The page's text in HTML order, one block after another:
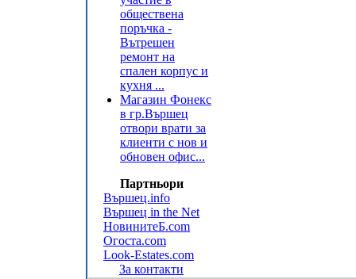
обществена
поръчка -
Вътрешен
ремонт на
спален корпус и
кухня ...
Магазин Фонекс
в гр.Вършец
отвори врати за
клиенти с нов и
обновен офис...
Партньори
Вършец.info
Вършец in the Net
НовинитеБ.com
Огоста.com
Look-Estates.com
За контакти